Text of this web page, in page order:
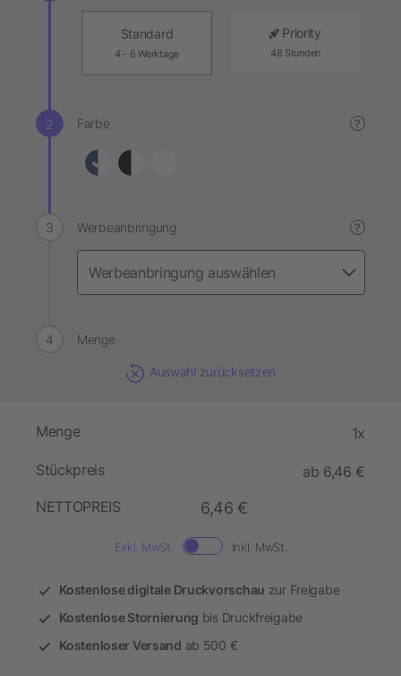
Standard
4 - 6 Werktage
Priority
48 Stunden
Farbe ?
Werbeanbringung ?
Menge
Auswahl zurücksetzen
Menge 1x
Stückpreis
ab 6,46 €
NETTOPREIS
6,46 €
Exkl. MwSt. Inkl. MwSt.
Kostenlose digitale Druckvorschau zur Freigabe
Kostenlose Stornierung bis Druckfreigabe
Kostenloser Versand ab 500 €